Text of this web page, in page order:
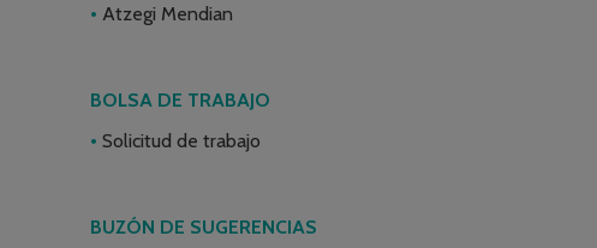
Atzegi Mendian
BOLSA DE TRABAJO
Solicitud de trabajo
BUZÓN DE SUGERENCIAS